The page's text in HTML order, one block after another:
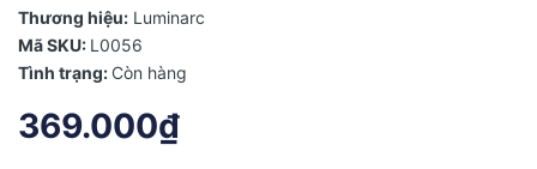
Thương hiệu: Luminarc
Mã SKU: L0056
Tình trạng: Còn hàng
369.000₫